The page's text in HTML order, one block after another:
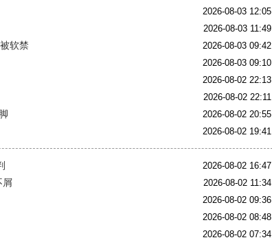
2026-08-03 12:05
2026-08-03 11:49
软禁 2026-08-03 09:42
2026-08-03 09:10
2026-08-02 22:13
2026-08-02 22:11
2026-08-02 20:55
2026-08-02 19:41
2026-08-02 16:47
屑 2026-08-02 11:34
2026-08-02 09:36
2026-08-02 08:48
2026-08-02 07:34